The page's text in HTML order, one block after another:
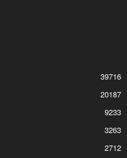
39716
20187
9233
3263
2712